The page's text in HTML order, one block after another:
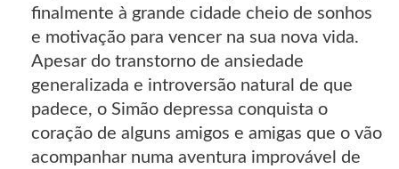
finalmente à grande cidade cheio de sonhos
e motivação para vencer na sua nova vida.
Apesar do transtorno de ansiedade
generalizada e introversão natural de que
padece, o Simão depressa conquista o
coração de alguns amigos e amigas que o vão
acompanhar numa aventura improvável de